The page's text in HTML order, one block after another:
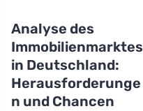
Analyse des
Immobilienmarktes
in Deutschland:
Herausforderunge
n und Chancen